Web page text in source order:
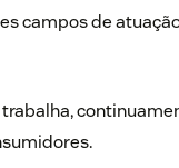
campos de